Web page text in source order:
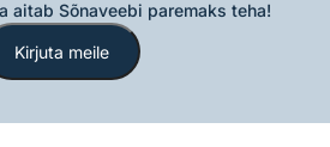
aitab Sõnaveebi paremaks teha!
Kirjuta meile